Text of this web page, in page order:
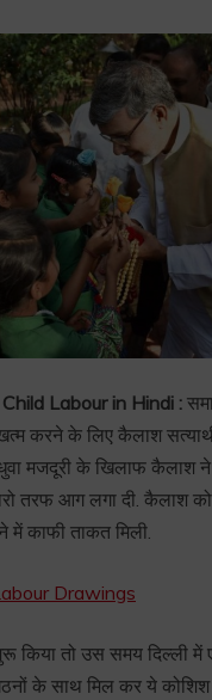
Labour in Hindi :
करने के लिए कैलाश
मजदूरी के खिलाफ कैलाश ने
तरफ आग लगा दी. कैलाश
में काफी ताकत मिली.
Drawings
किया तो उस समय दिल्ली में
के साथ मिल कर ये कोशिश